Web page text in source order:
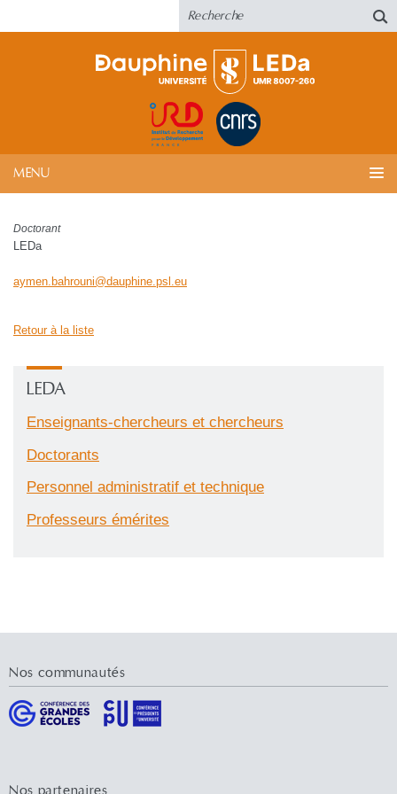
MENU
Doctorant
LEDa
aymen.bahrouni@dauphine.psl .eu
Retour à la liste
LEDA
Enseignants-chercheurs et chercheurs
Doctorants
Personnel administratif et technique
Professeurs émérites
Nos communautés
Nos partenaires